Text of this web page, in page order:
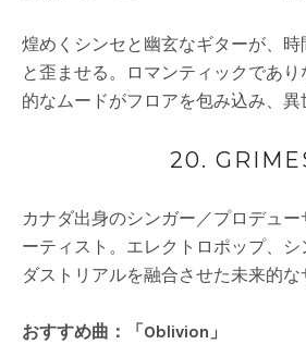
煌めくシンセと幽玄なギターが、時
と歪ませる。ロマンティックであ
的なムードがフロアを包み込み、異
20.
カナダ出身のシンガー／プロデュ
ーティスト。エレクトロポップ、
ダストリアルを融合させた未来的な
おすすめ曲：「Oblivion」